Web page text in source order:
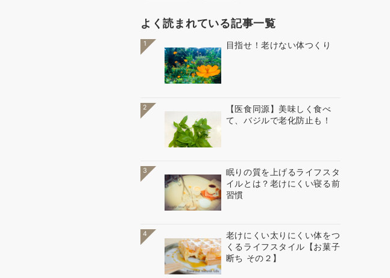
よく読まれている記事一覧
1 目指せ！老けない体つくり
2
【医食同源】美味しく食べ
て、バジルで老化防止も！
3
眠りの質を上げるライフスタ
イルとは？老けにくい寝る前
習慣
4
老けにくい太りにくい体をつ
くるライフスタイル【お菓子
断ち その２】